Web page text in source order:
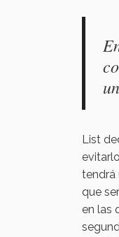
List
tendrá
que
en las